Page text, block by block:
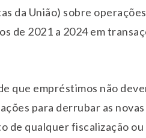
da União) sobre
de 2021 a 2024 em
que empréstimos não
para derrubar as
de qualquer fiscalização ou